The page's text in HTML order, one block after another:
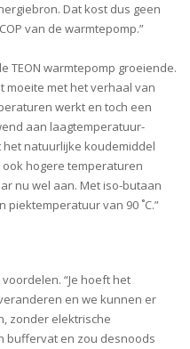
Dat kost dus geen
van de warmtepomp.”
TEON warmtepomp groeiende.
moeite met het verhaal van
werkt en toch een
aan laagtemperatuur-
natuurlijke koudemiddel
hogere temperaturen
nu wel aan. Met iso-butaan
piektemperatuur van 90 ˚C.”
“Je hoeft het
en we kunnen er
zonder elektrische
buffervat en zou desnoods